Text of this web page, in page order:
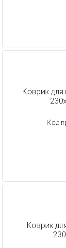
Коврик для
Код
Коврик